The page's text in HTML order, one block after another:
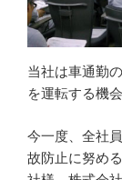
当社は車通勤
を運転する機
今一度、全社
故防止に努め